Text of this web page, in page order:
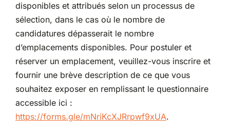
disponibles et attribués selon un processus de
sélection, dans le cas où le nombre de
candidatures dépasserait le nombre
d’emplacements disponibles. Pour postuler et
réserver un emplacement, veuillez-vous inscrire et
fournir une brève description de ce que vous
souhaitez exposer en remplissant le questionnaire
accessible ici :
https://forms.gle/mNriKcXJRrpwf9xUA.